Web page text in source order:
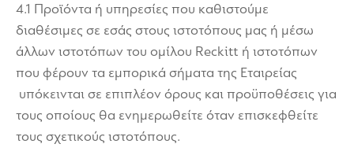
4.1 Προϊόντα ή υπηρεσίες που καθιστούμε
διαθέσιμες σε εσάς στους ιστοτόπους μας ή μέσω
άλλων ιστοτόπων του ομίλου Reckitt ή ιστοτόπων
που φέρουν τα εμπορικά σήματα της Εταιρείας
υπόκεινται σε επιπλέον όρους και προϋποθέσεις για
τους οποίους θα ενημερωθείτε όταν επισκεφθείτε
τους σχετικούς ιστοτόπους.